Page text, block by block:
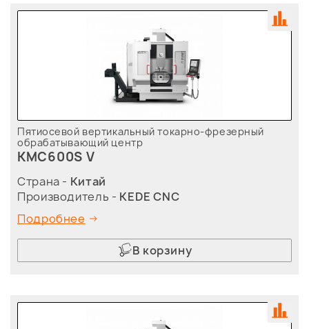
Пятиосевой вертикальный токарно-фрезерный
обрабатывающий центр
KMC600S V
Страна - Китай
Производитель - KEDE CNC
Подробнее
В корзину